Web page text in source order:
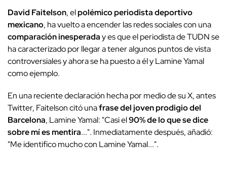
David Faitelson, elpolémico periodista deportivo
mexicano, ha vuelto a encender las redes sociales con una
comparación inesperaday es que el periodista de TUDN se
ha caracterizado por llegar a tener algunos puntos de vista
controversiales y ahora se ha puesto a él y Lamine Yamal
como ejemplo.
En una reciente declaración hecha por medio de su X, antes
Twitter, Faitelson citó unafrase del joven prodigio del
Barcelona, Lamine Yamal: "Casi el90% de lo que se dice
sobre mí es mentira...". Inmediatamente después, añadió:
"Me identifico mucho con Lamine Yamal...".